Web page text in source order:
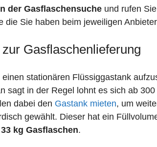
der Gasflaschensuche und rufen
die Sie haben beim jeweiligen
Gasflaschenlieferung
stationären Flüssiggastank
sagt in der Regel lohnt es sich ab
dabei den Gastank mieten, um
gewählt. Dieser hat ein
kg Gasflaschen.